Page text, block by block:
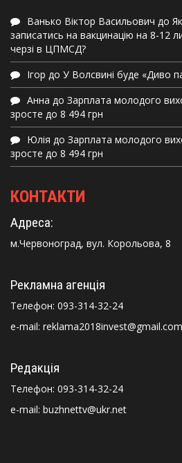
Ванько Віктор Васильович до
записатись на вакцинацію на 8-12
черзі в ЦПМСД?
Ігор до У Волсвині буде «Диво
Анна до Зарплата молодого
зросте до 8 494 грн
Юлія до Зарплата молодого
зросте до 8 494 грн
КОНТАКТИ
Адреса:
м.Червоноград, вул. Корольова, 8
Рекламна агенція
Телефон: 093-314-32-24
e-mail: reklama2018invest@gmail.com
Редакція
Телефон: 093-314-32-24
e-mail: buzhnettv@ukr.net